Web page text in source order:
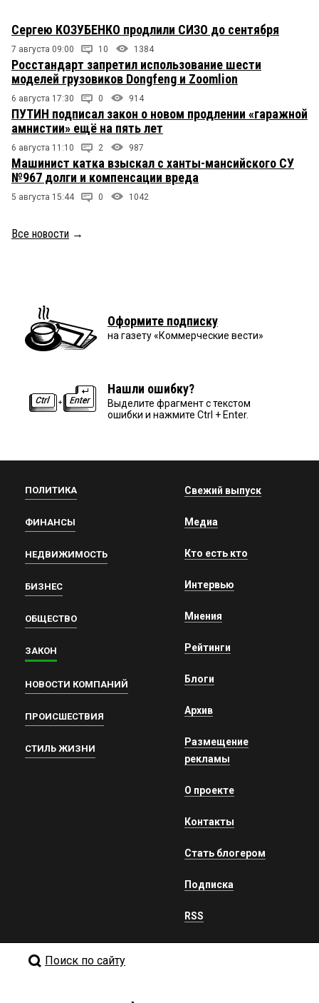
Сергею КОЗУБЕНКО продлили СИЗО до сентября
7 августа 09:00 10 1384
Росстандарт запретил использование шести
моделей грузовиков Dongfeng и Zoomlion
6 августа 17:30 0 914
ПУТИН подписал закон о новом продлении «гаражной
амнистии» ещё на пять лет
6 августа 11:10 2 987
Машинист катка взыскал с ханты-мансийского СУ
№967 долги и компенсации вреда
5 августа 15:44 0 1042
Все новости →
Оформите подписку
на газету «Коммерческие вести»
Нашли ошибку?
Выделите фрагмент с текстом
ошибки и нажмите Ctrl + Enter.
ПОЛИТИКА
ФИНАНСЫ
НЕДВИЖИМОСТЬ
БИЗНЕС
ОБЩЕСТВО
ЗАКОН
НОВОСТИ КОМПАНИЙ
ПРОИСШЕСТВИЯ
СТИЛЬ ЖИЗНИ
Свежий выпуск
Медиа
Кто есть кто
Интервью
Мнения
Рейтинги
Блоги
Архив
Размещение
рекламы
О проекте
Контакты
Стать блогером
Подписка
RSS
Поиск по сайту